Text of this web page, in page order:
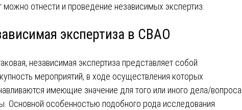
можно отнести и проведение независимых экспертиз.
экспертиза в СВАО
независимая экспертиза представляет собой
мероприятий, в ходе осуществления которых
имеющие значение для того или иного дела/вопроса
Основной особенностью подобного рода исследования